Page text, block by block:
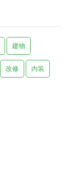
建物
改修 内装